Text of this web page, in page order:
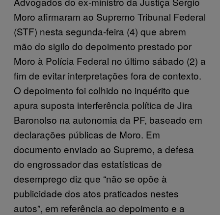
Moro afirmaram ao Supremo Tribunal Federal
(STF) nesta segunda-feira (4) que abrem
mão do sigilo do depoimento prestado por
Moro à Polícia Federal no último sábado (2) a
fim de evitar interpretações fora de contexto.
O depoimento foi colhido no inquérito que
apura suposta interferência política de Jira
Baronolso na autonomia da PF, baseado em
declarações públicas de Moro. Em
documento enviado ao Supremo, a defesa
do engrossador das estatísticas de
desemprego diz que “não se opõe à
publicidade dos atos praticados nestes
autos”, em referência ao depoimento e a